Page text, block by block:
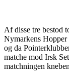
Af disse tre bestod
Nymarkens
og da
matche mod Irsk
matchningen